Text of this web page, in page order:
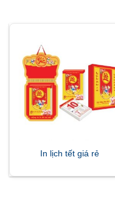
In lịch tết giá rẻ